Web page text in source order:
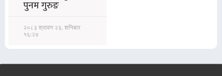
पुनम गुरुङ
२०८३ श्रावण २३, शनिबार
१६:२४